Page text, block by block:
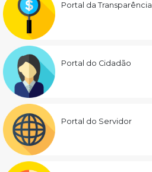
Portal da Transparência
Portal do Cidadão
Portal do Servidor